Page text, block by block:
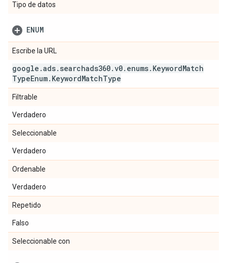
Tipo de datos
ENUM
Escribe la URL
google .ads. searchads360.v0. enums. KeywordMatch
TypeEnum. KeywordMatchType
Filtrable
Verdadero
Seleccionable
Verdadero
Ordenable
Verdadero
Repetido
Falso
Seleccionable con